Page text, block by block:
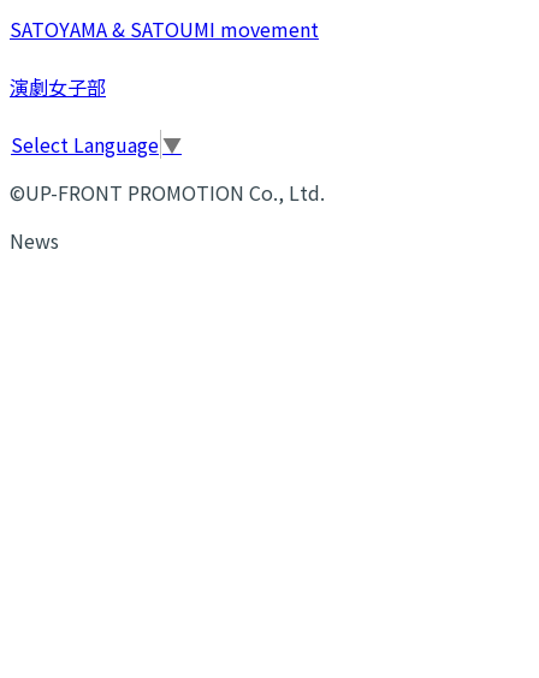
SATOYAMA & SATOUMI movement
演劇女子部
Select Language▼
©UP-FRONT PROMOTION Co., Ltd.
News